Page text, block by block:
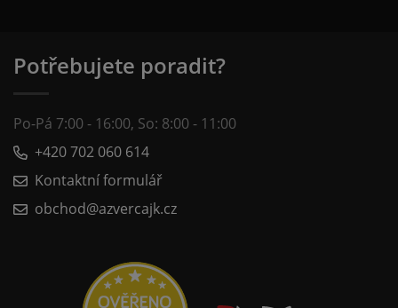
Potřebujete poradit?
Po-Pá 7:00 - 16:00, So: 8:00 - 11:00
+420 702 060 614
Kontaktní formulář
obchod@azvercajk.cz